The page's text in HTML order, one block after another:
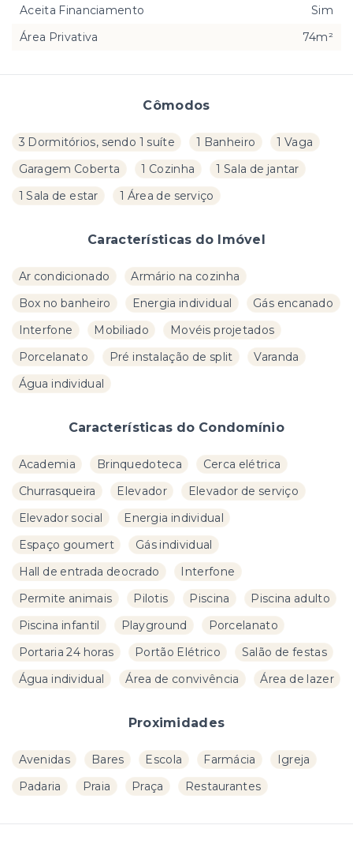
Cômodos
3 Dormitórios, sendo 1 suíte 1 Banheiro
1 Vaga
Garagem Coberta
1 Cozinha
1 Sala de jantar
1 Sala de estar
1 Área de serviço
Características do Imóvel
Ar condicionado
Armário na cozinha
Box no banheiro
Energia individual
Gás encanado
Interfone
Mobiliado
Movéis projetados
Porcelanato
Pré instalação de split
Varanda
Água individual
Características do Condomínio
Academia Brinquedoteca
Cerca elétrica
Churrasqueira
Elevador
Elevador de serviço
Elevador social
Energia individual
Espaço goumert
Gás individual
Hall de entrada deocrado
Interfone
Permite animais
Pilotis Piscina
Piscina adulto
Piscina infantil
Playground
Porcelanato
Portaria 24 horas
Portão Elétrico
Salão de festas
Água individual
Área de convivência Área de lazer
Proximidades
Avenidas Bares Escola Farmácia
Igreja
Padaria
Praia Praça Restaurantes
Aceita Financiamento
Sim
Área Privativa
74m²